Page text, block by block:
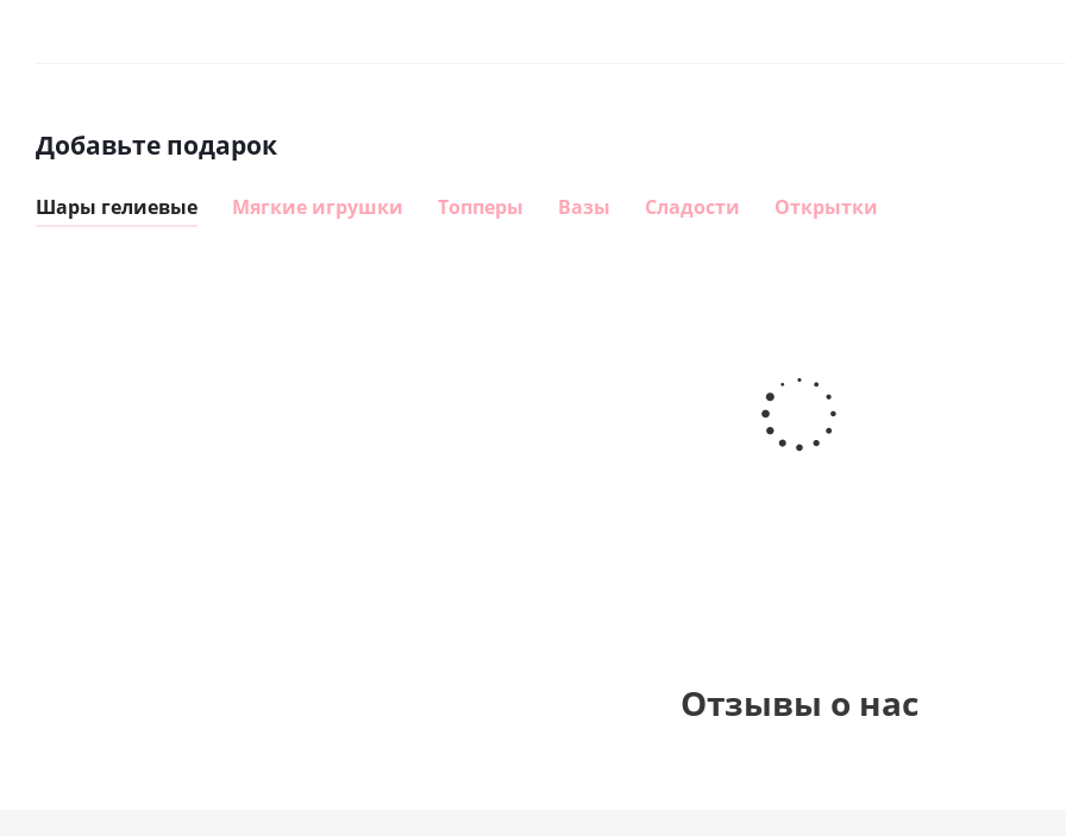
Добавьте подарок
Шары гелиевые Мягкие игрушки Топперы Вазы Сладости Открытки
гелиевый
цифра 1
(40х102
Отзывы о нас